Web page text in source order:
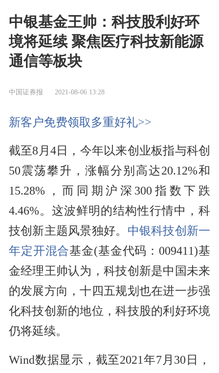
中银基金王帅：科技股利好环
境将延续 聚焦医疗科技新能源
通信等板块
中国证券报 2021-08-06 13:28
新客户免费领取多重好礼>>
截至8月4日，今年以来创业板指与科创
50震荡攀升，涨幅分别高达20.12%和
15.28%，而同期沪深300指数下跌
4.46%。这波鲜明的结构性行情中，科
技创新主题风景独好。 中银科技创新一
年定开混合基金(基金代码：009411)基
金经理王帅认为，科技创新是中国未来
的发展方向，十四五规划也在进一步强
化科技创新的地位，科技股的利好环境
仍将延续。
Wind数据显示，截至2021年7月30日，